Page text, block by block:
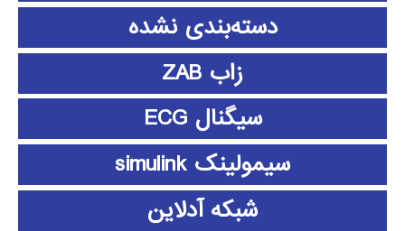
دسته‌بندی نشده
زاب ZAB
سیگنال ECG
سیمولینک simulink
شبکه آدلاین